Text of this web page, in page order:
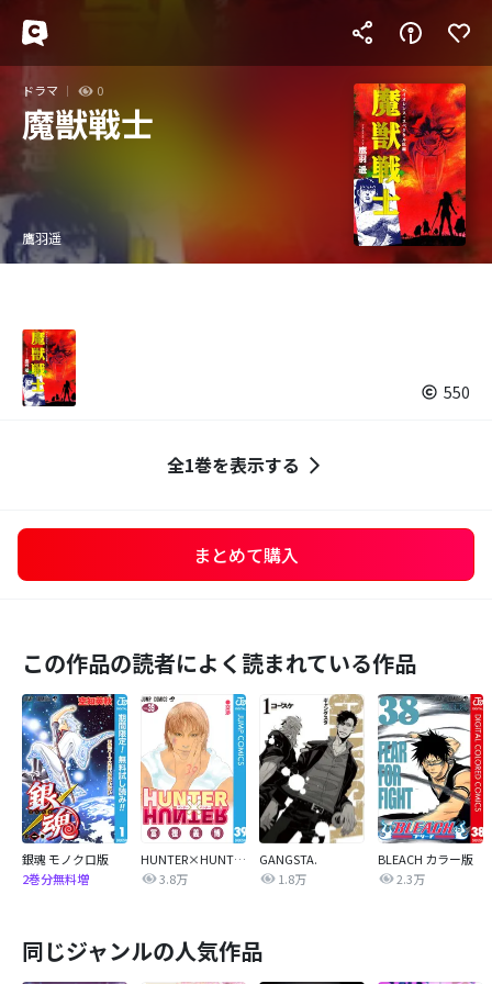
ドラマ 0
魔獣戦士
鷹羽遥
550
全1巻を表示する
まとめて購入
この作品の読者によく読まれている作品
銀魂 モノクロ版
2巻分無料増
HUNTER×HUNTER モノクロ版
3.8万
GANGSTA.
1.8万
BLEACH カラー版
2.3万
同じジャンルの人気作品